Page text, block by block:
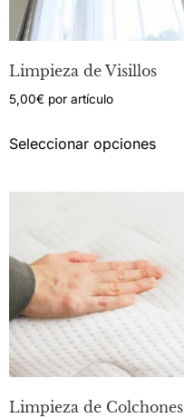
Limpieza de Visillos
5,00€ por artículo
Seleccionar opciones
Limpieza de Colchones